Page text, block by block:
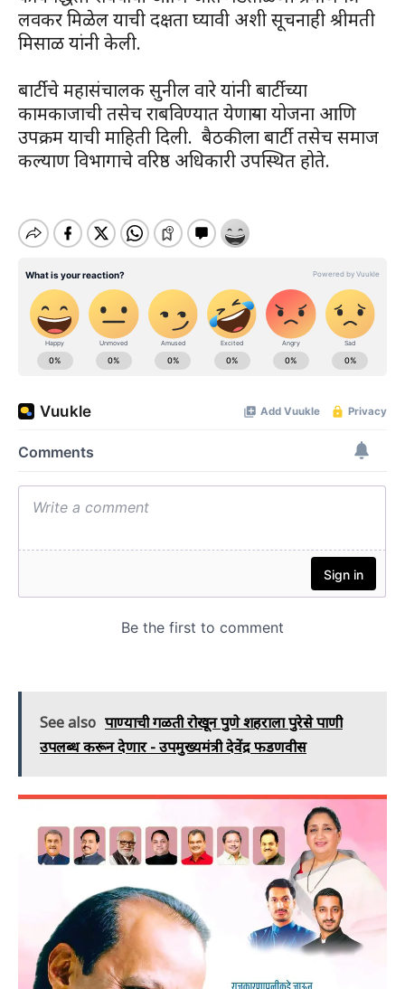
लवकर मिळेल याची दक्षता घ्यावी अशी सूचनाही श्रीमती
मिसाळ यांनी केली.
बार्टीचे महासंचालक सुनील वारे यांनी बार्टीच्या
कामकाजाची तसेच राबविण्यात येणाऱ्या योजना आणि
उपक्रम याची माहिती दिली. बैठकीला बार्टी तसेच समाज
कल्याण विभागाचे वरिष्ठ अधिकारी उपस्थित होते.
See also पाण्याची गळती रोखून पुणे शहराला पुरेसे पाणी
उपलब्ध करून देणार - उपमुख्यमंत्री देवेंद्र फडणवीस